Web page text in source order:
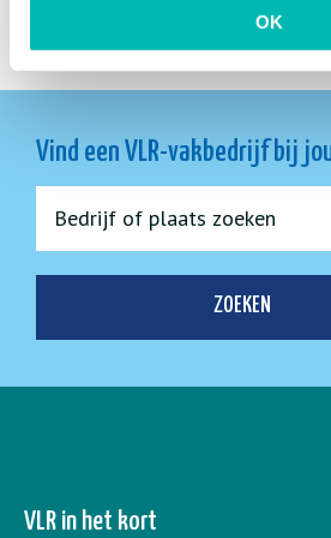
OK
Vind een VLR-vakbedrijf bij
ZOEKEN
VLR in het kort